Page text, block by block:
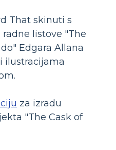
That skinuti s
listove "The
Edgara Allana
ilustracijama
za izradu
"The Cask of